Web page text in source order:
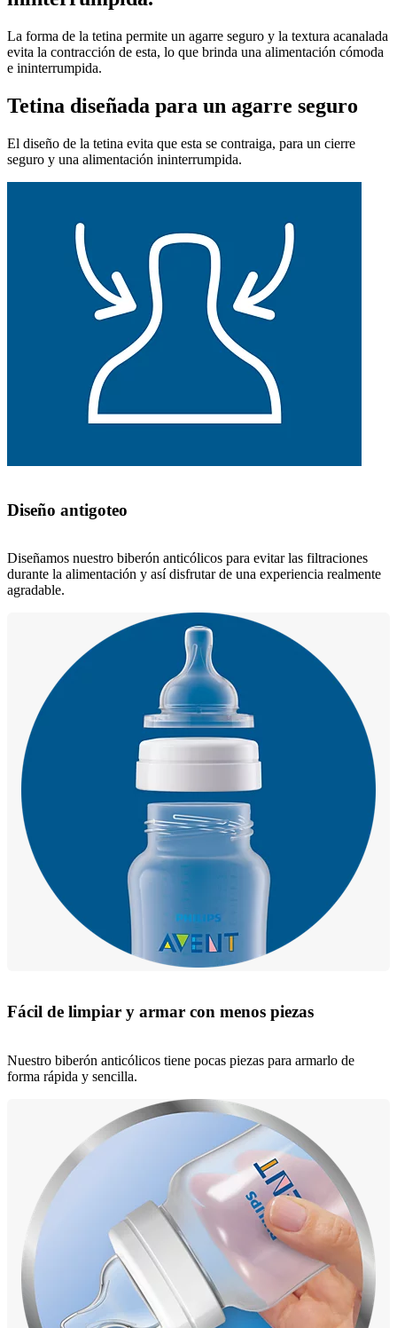
La forma de la tetina permite un agarre seguro y la textura acanalada
evita la contracción de esta, lo que brinda una alimentación cómoda
e ininterrumpida.
Tetina diseñada para un agarre seguro
El diseño de la tetina evita que esta se contraiga, para un cierre
seguro y una alimentación ininterrumpida.
Diseño antigoteo
Diseñamos nuestro biberón anticólicos para evitar las filtraciones
durante la alimentación y así disfrutar de una experiencia realmente
agradable.
Fácil de limpiar y armar con menos piezas
Nuestro biberón anticólicos tiene pocas piezas para armarlo de
forma rápida y sencilla.